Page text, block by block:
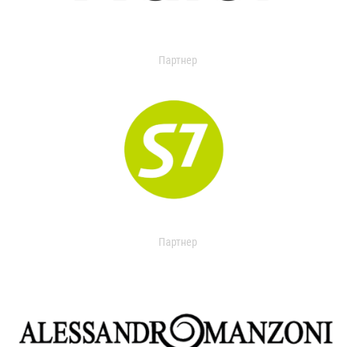
Партнер
Партнер